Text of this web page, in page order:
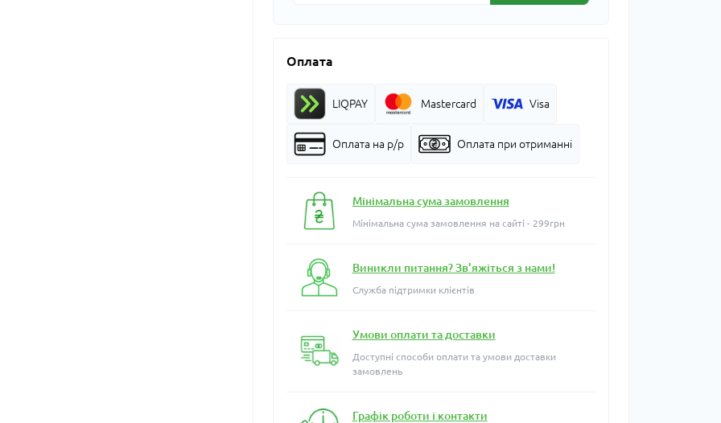
Оплата
LIQPAY Mastercard Visa
Оплата на р/р Оплата при отриманні
Мінімальна сума замовлення
Мінімальна сума замовлення на сайті - 299грн
Виникли питання? Зв'яжіться з нами!
Служба підтримки клієнтів
Умови оплати та доставки
Доступні способи оплати та умови доставки
замовлень
Графік роботи і контакти